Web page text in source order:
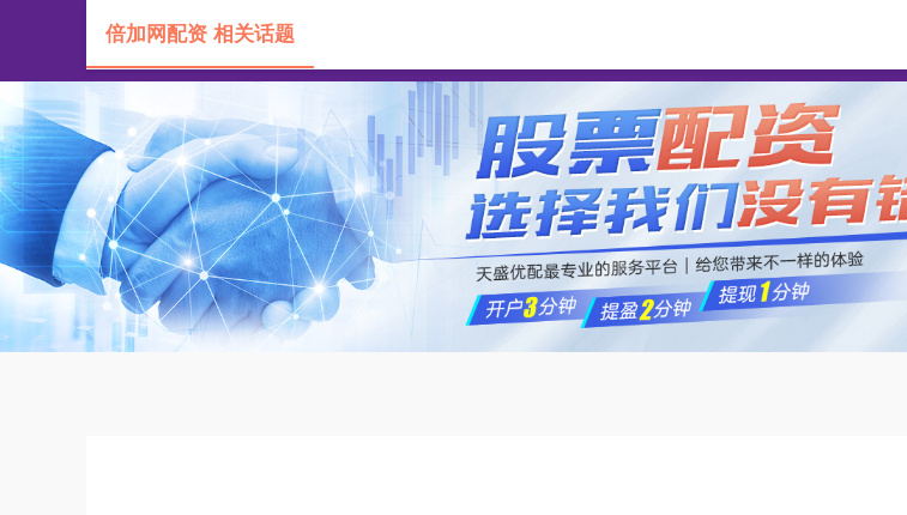
倍加网配资 相关话题